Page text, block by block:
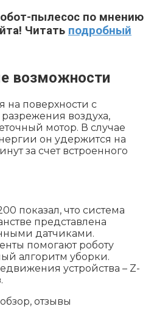
пылесос по мнению
Читать подробный
возможности
на поверхности с
воздуха,
мотор. В случае
он удержится на
за счет встроенного
показал, что система
представлена
датчиками.
помогают роботу
алгоритм уборки.
устройства – Z-